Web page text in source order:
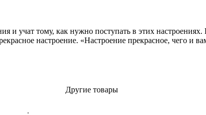
и учат тому, как нужно поступать в этих
настроение. «Настроение прекрасное, чего и
Другие товары